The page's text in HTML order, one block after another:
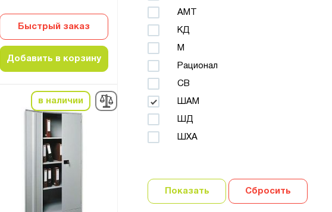
Быстрый заказ
Добавить в корзину
в наличии
АМТ
КД
М
Рационал
СВ
ШАМ
ШД
ШХА
Показать Сбросить